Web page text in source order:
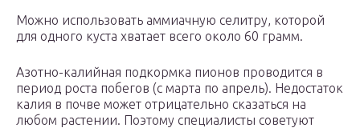
Можно использовать аммиачную селитру, которой
для одного куста хватает всего около 60 грамм.
Азотно-калийная подкормка пионов проводится в
период роста побегов (с марта по апрель). Недостаток
калия в почве может отрицательно сказаться на
любом растении. Поэтому специалисты советуют